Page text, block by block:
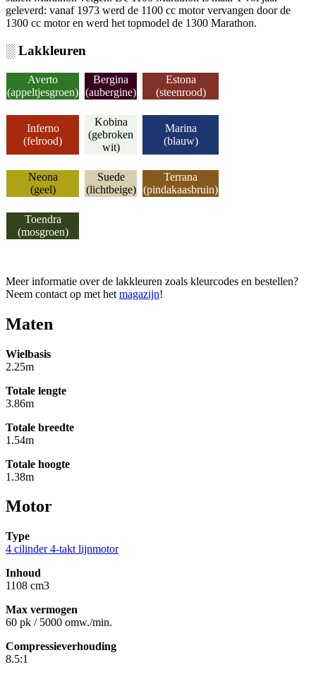
geleverd: vanaf 1973 werd de 1100 cc motor vervangen door de
1300 cc motor en werd het topmodel de 1300 Marathon.
░ Lakkleuren
Averto
(appeltjesgroen)
Bergina
(aubergine)
Estona
(steenrood)
Inferno
(felrood)
Kobina
(gebroken
wit)
Marina
(blauw)
Neona
(geel)
Suede
(lichtbeige)
Terrana
(pindakaasbruin)
Toendra
(mosgroen)
Meer informatie over de lakkleuren zoals kleurcodes en bestellen?
Neem contact op met het magazijn!
Maten
Wielbasis
2.25m
Totale lengte
3.86m
Totale breedte
1.54m
Totale hoogte
1.38m
Motor
Type
4 cilinder 4-takt lijnmotor
Inhoud
1108 cm3
Max vermogen
60 pk / 5000 omw./min.
Compressieverhouding
8.5:1